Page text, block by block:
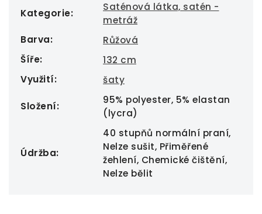
Kategorie:
Saténová látka, satén -
metráž
Barva:
Růžová
Šíře:
132 cm
Využití: šaty
Složení:
95% polyester, 5% elastan
(lycra)
Údržba:
40 stupňů normální praní,
Nelze sušit, Přiměřené
žehlení, Chemické čištění,
Nelze bělit